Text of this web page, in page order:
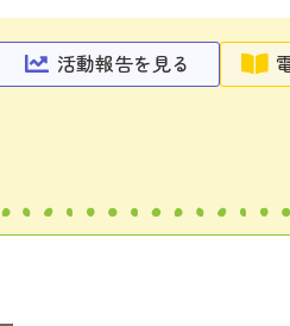
活動報告を見る